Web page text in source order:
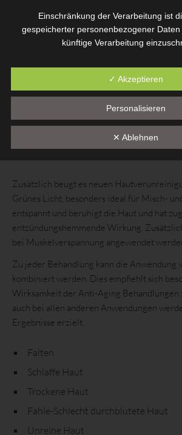
verfeinert die Poren
Nanometerbereich 520
geeignet für Mischhaut
entspannt die Haut
entzündungshemmende Wirkung
Zusätzlich beugt es neuen
Grünes Licht, besonders ideal für Misch-
entspannt und beruhigt die Haut und hat
entzündungshemmende Wirkung.
bei Muskelverspannung angewendet
Zu jeder Behandlung kann die Anwendung
kombiniert werden. Dies empfiehlt sich
Wirksamkeit der Anti-Aging Behandlungen
auch bei allen anderen Anwendungen
Ergebnisse erzielt.
Falten
Schlaffe Haut
Trockene Haut
Fahle-Schlecht durchblutete Haut
Unreine Haut
Einschränkung der Verarbeitung ist
gespeicherter personenbezogener
künftige Verarbeitung
e) Profiling
Profiling ist jede Art der
personenbezogener Daten, die darin
beziehen, zu bewerten, insbesondere, um
oder Ortswechsel dieser natürlichen Person
vorherzusagen.
f)
Pseudonymisierung ist die Verarbeitung
ohne Hinzuziehung zusätzlicher
spezifischen betroffenen Person
sofern diese zusätzlichen Informationen
werden und technischen und
unterliegen, die gewährleisten, dass die
g) Verantwortlicher
Verarbeitung
Verantwortlicher oder für die Verarbeitung
✓ Akzeptieren
Personalisieren
✕ Ablehnen